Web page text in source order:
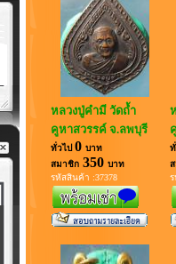
หลวงปู่คำมี วัดถ้ำ
คูหาสวรรค์ จ.ลพบุรี
ทั่วไป 0 บาท
สมาชิก 350 บาท
รหัสสินค้า :37378